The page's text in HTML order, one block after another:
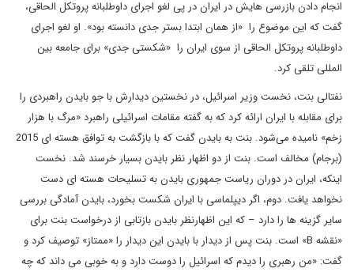
انجام دادن بازرسی هایش در ایران در پی لغو اجرای داوطلبانه پروتکل الحاقی،
گفت که این موضوع را «از همان ابتدا بستر جدی دانسته بود». او لغو اجرای
داوطلبانه پروتکل الحاقی از سوی ایران را «شکستی جدی» برای جامعه بین
المللی تلقی کرد.
نفتالی بنت، نخست وزیر اسرائیل، در نخستین دیدارش با جو بایدن راهبردی را
برای مقابله با ایران ارائه کرد که به گفته مقامات اسرائیلی راهبرد «مرگ با هزار
زخم» نامیده می‌شود. بنت به بایدن گفت که با بازگشت به توافق هسته ای 2015
(برجام) مخالف است. بنت از دو اظهار نظر بایدن بسیار خرسند شد. نخست
اینکه، ایران در دوران ریاست جمهوری بایدن به تسلیحات هسته ای دست
نخواهد یافت. دوم، اگر دیپلماسی با ایران شکست بخورد، بایدن آمادگی بررسی
سایر گزینه ها را دارد – که این اظهارنظر بایدن بازتابی از درخواست بنت برای
«نقشه B» است. بنت پس از دیدار با بایدن این دیدار را «ممتاز» توصیف کرد و
گفت: «من رهبری را دیدم که اسرائیل را دوست دارد و به خوبی می داند که چه